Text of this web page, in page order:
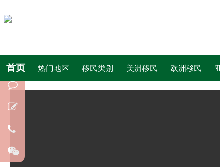
首页 热门地区 移民类别 美洲移民 欧洲移民